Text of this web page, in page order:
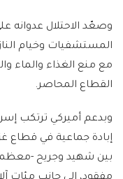
وصعّد الاحتلال عدوانه
المستشفيات وخيام
القطاع المحاصر.